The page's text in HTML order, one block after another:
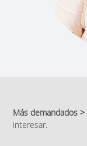
Más demandados >
interesar.